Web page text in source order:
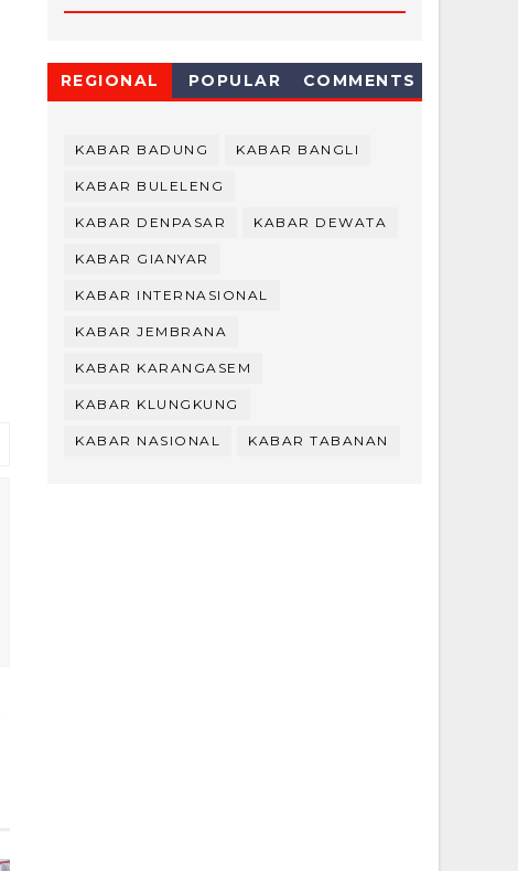
REGIONAL POPULAR COMMENTS
KABAR BADUNG KABAR BANGLI
KABAR BULELENG
KABAR DENPASAR KABAR DEWATA
KABAR GIANYAR
KABAR INTERNASIONAL
KABAR JEMBRANA
KABAR KARANGASEM
KABAR KLUNGKUNG
KABAR NASIONAL KABAR TABANAN